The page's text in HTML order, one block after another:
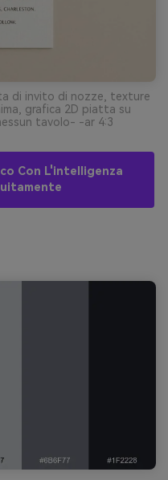
di invito di nozze, texture
grafica 2D piatta su
tavolo- -ar 4:3
Con L'intelligenza